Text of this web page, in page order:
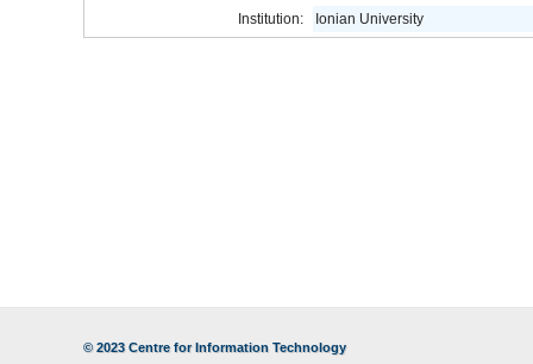
Institution: Ionian University
© 2023 Centre for Information Technology